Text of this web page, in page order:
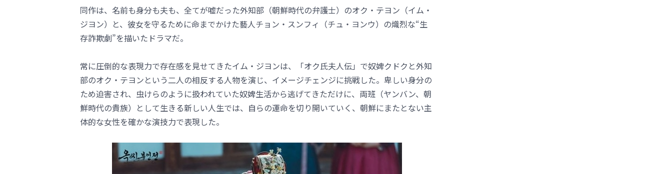
同作は、名前も身分も夫も、全てが嘘だった外知部（朝鮮時代の弁護士）のオク・テヨン（イム・
ジヨン）と、彼女を守るために命までかけた藝人チョン・スンフィ（チュ・ヨンウ）の熾烈な“生
存詐欺劇”を描いたドラマだ。
常に圧倒的な表現力で存在感を見せてきたイム・ジヨンは、「オク氏夫人伝」で奴婢クドクと外知
部のオク・テヨンという二人の相反する人物を演じ、イメージチェンジに挑戦した。卑しい身分の
ため迫害され、虫けらのように扱われていた奴婢生活から逃げてきただけに、両班（ヤンバン、朝
鮮時代の貴族）として生きる新しい人生では、自らの運命を切り開いていく、朝鮮にまたとない主
体的な女性を確かな演技力で表現した。